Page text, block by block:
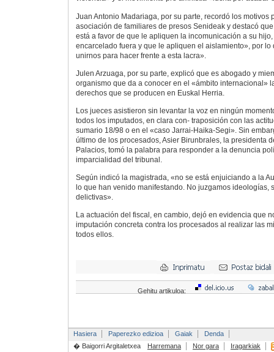
Juan Antonio Madariaga, por su parte, recordó los motivos
asociación de familiares de presos Senideak y destacó
está a favor de que le apliquen la incomunicación a su
encarcelado fuera y que le apliquen el aislamiento», por lo
unirnos para hacer frente a esta lacra».
Julen Arzuaga, por su parte, explicó que es abogado y
organismo que da a conocer en el «ámbito internacional»
derechos que se producen en Euskal Herria.
Los jueces asistieron sin levantar la voz en ningún
todos los imputados, en clara con- traposición con las
sumario 18/98 o en el «caso Jarrai-Haika-Segi». Sin
último de los procesados, Asier Birunbrales, la presidenta
Palacios, tomó la palabra para responder a la denuncia
imparcialidad del tribunal.
Según indicó la magistrada, «no se está enjuiciando a la
lo que han venido manifestando. No juzgamos ideologías,
delictivas».
La actuación del fiscal, en cambio, dejó en evidencia que
imputación concreta contra los procesados al realizar las
todos ellos.
Gehitu artikuloa:
Hasiera Paperezko edizioa Gaiak
Denda
� Baigorri Argitaletxea
Harremana Nor gara Iragarkiak